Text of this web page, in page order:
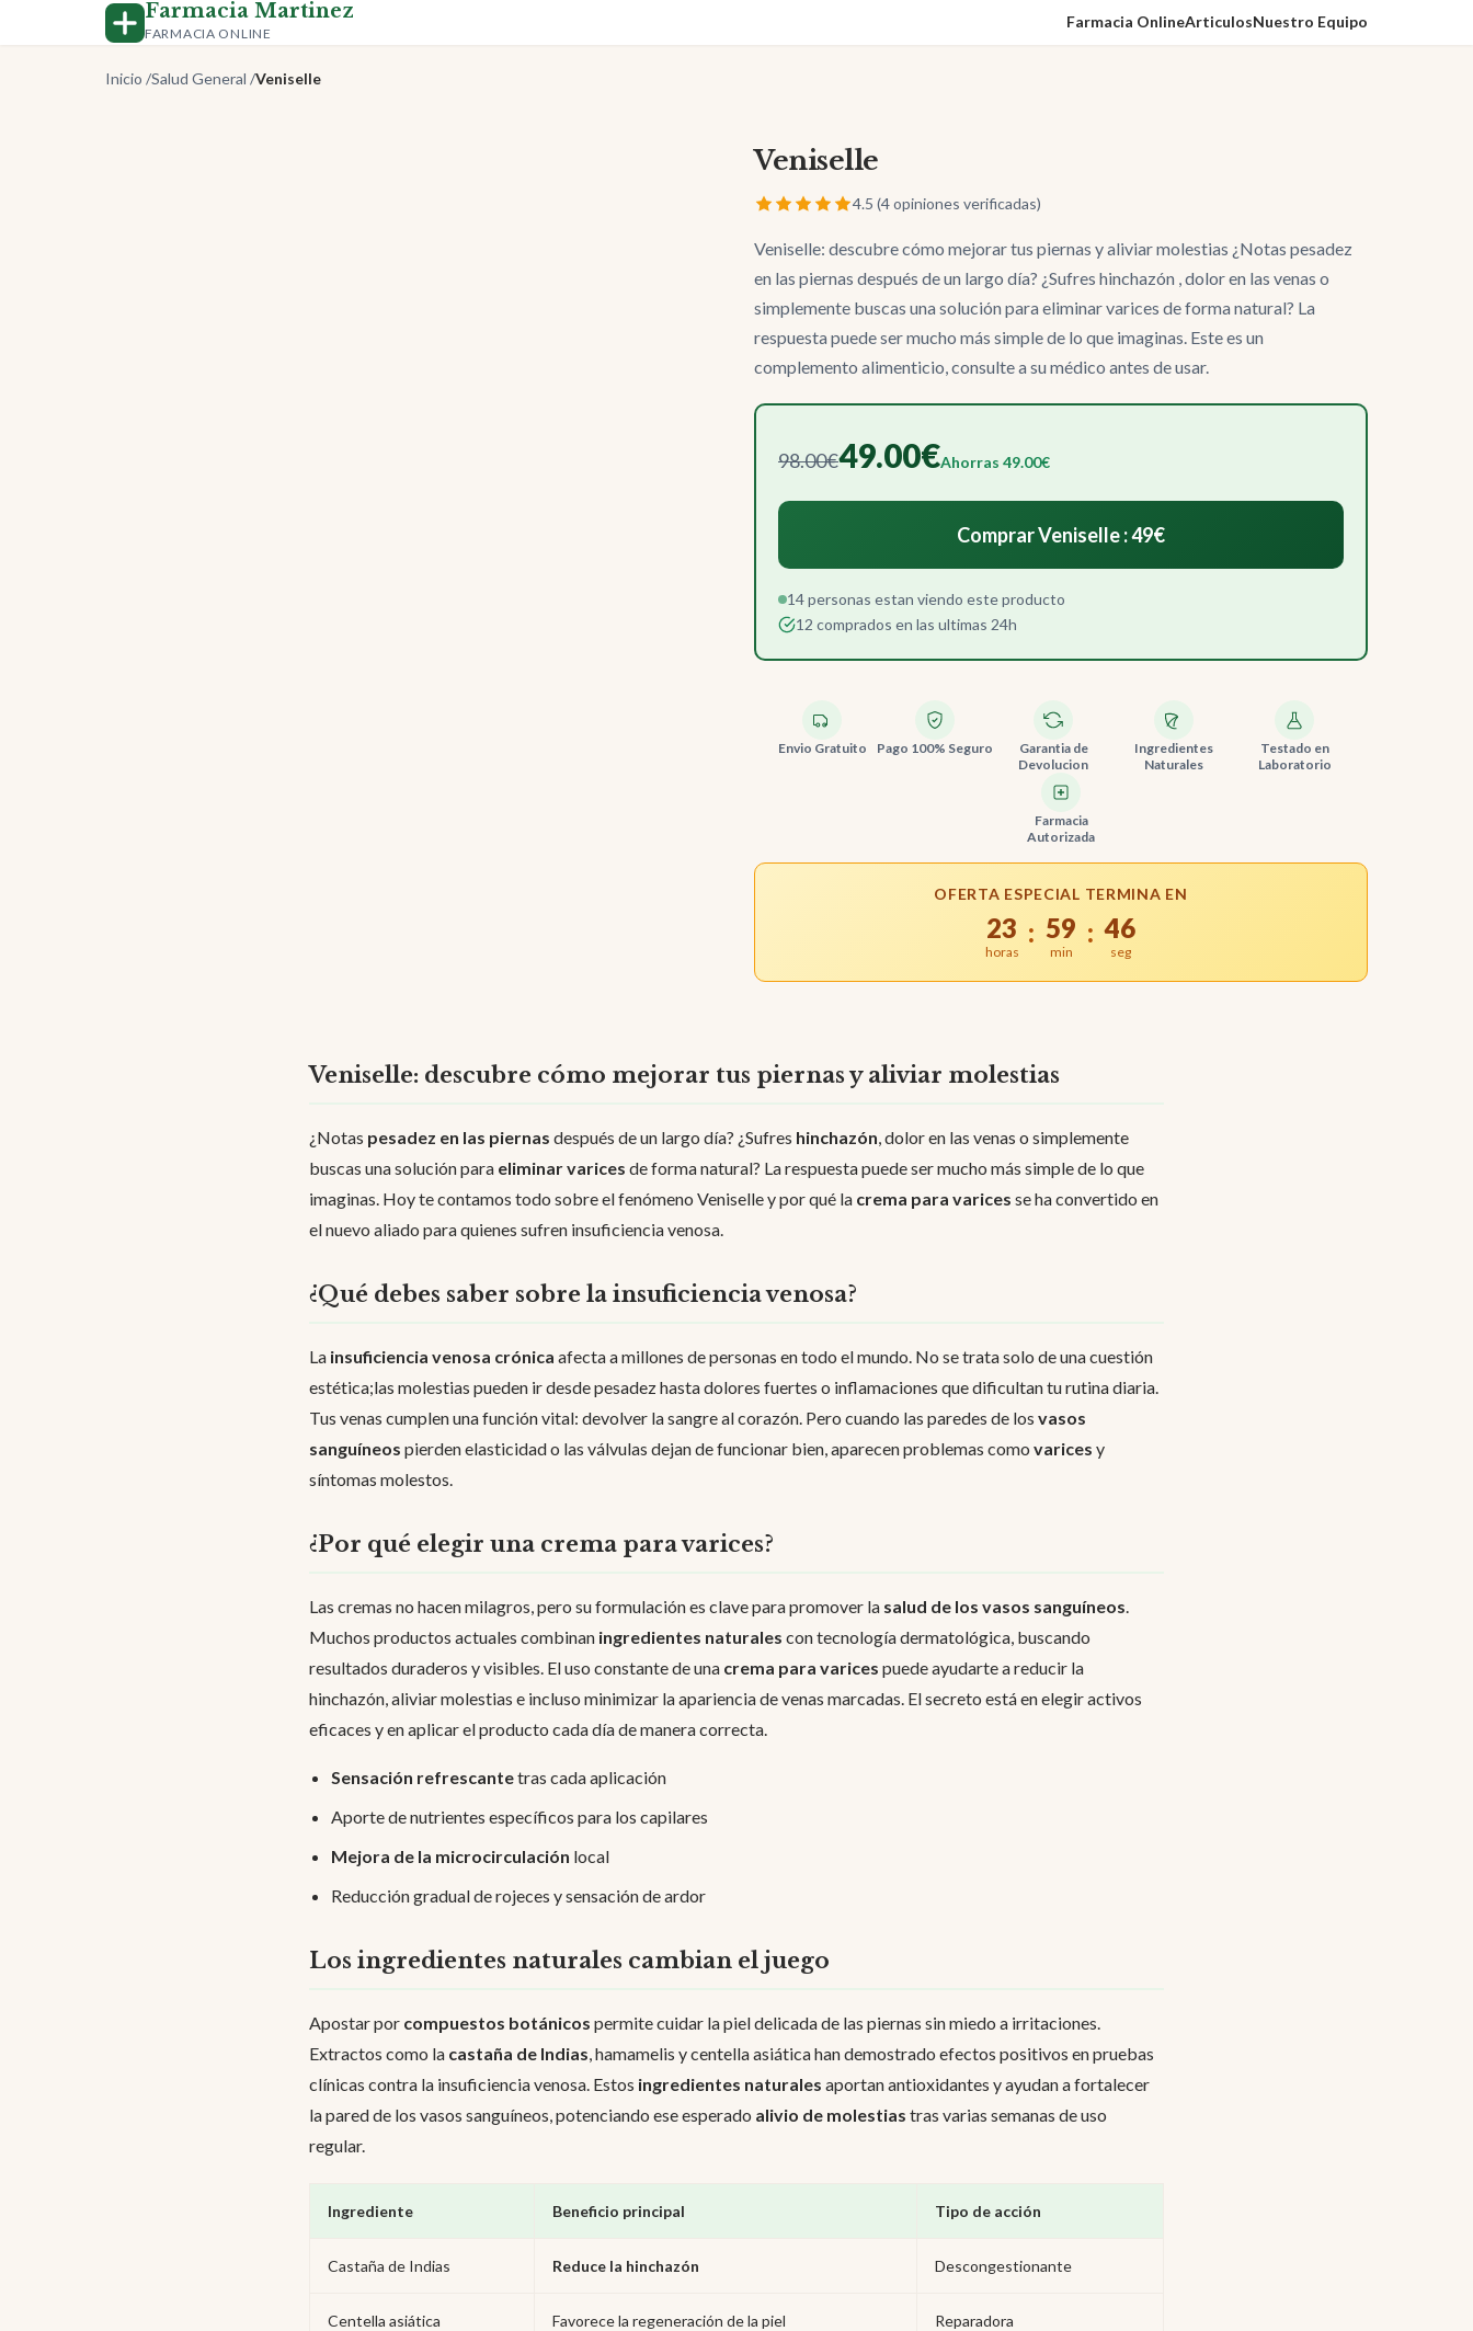
Farmacia Martinez
FARMACIA ONLINE
Farmacia OnlineArticulosNuestro Equipo
Inicio /Salud General /Veniselle
Veniselle
4.5 (4 opiniones verificadas)
Veniselle: descubre cómo mejorar tus piernas y aliviar molestias ¿Notas pesadez
en las piernas después de un largo día? ¿Sufres hinchazón , dolor en las venas o
simplemente buscas una solución para eliminar varices de forma natural? La
respuesta puede ser mucho más simple de lo que imaginas. Este es un
complemento alimenticio, consulte a su médico antes de usar.
98.00€49.00€Ahorras 49.00€
Comprar Veniselle : 49€
14 personas estan viendo este producto
12 comprados en las ultimas 24h
Envio Gratuito Pago 100% Seguro
Garantia de
Devolucion
Ingredientes
Naturales
Testado en
Laboratorio
Farmacia
Autorizada
OFERTA ESPECIAL TERMINA EN
23
horas
: 59
min
: 45
seg
Veniselle: descubre cómo mejorar tus piernas y aliviar molestias
¿Notas pesadez en las piernas después de un largo día? ¿Sufres hinchazón, dolor en las venas o simplemente
buscas una solución para eliminar varices de forma natural? La respuesta puede ser mucho más simple de lo que
imaginas. Hoy te contamos todo sobre el fenómeno Veniselle y por qué la crema para varices se ha convertido en
el nuevo aliado para quienes sufren insuficiencia venosa.
¿Qué debes saber sobre la insuficiencia venosa?
La insuficiencia venosa crónica afecta a millones de personas en todo el mundo. No se trata solo de una cuestión
estética;las molestias pueden ir desde pesadez hasta dolores fuertes o inflamaciones que dificultan tu rutina diaria.
Tus venas cumplen una función vital: devolver la sangre al corazón. Pero cuando las paredes de los vasos
sanguíneos pierden elasticidad o las válvulas dejan de funcionar bien, aparecen problemas como varices y
síntomas molestos.
¿Por qué elegir una crema para varices?
Las cremas no hacen milagros, pero su formulación es clave para promover la salud de los vasos sanguíneos.
Muchos productos actuales combinan ingredientes naturales con tecnología dermatológica, buscando
resultados duraderos y visibles. El uso constante de una crema para varices puede ayudarte a reducir la
hinchazón, aliviar molestias e incluso minimizar la apariencia de venas marcadas. El secreto está en elegir activos
eficaces y en aplicar el producto cada día de manera correcta.
Sensación refrescantetras cada aplicación
Aporte de nutrientes específicos para los capilares
Mejora de la microcirculación local
Reducción gradual de rojeces y sensación de ardor
Los ingredientes naturales cambian el juego
Apostar por compuestos botánicos permite cuidar la piel delicada de las piernas sin miedo a irritaciones.
Extractos como la castaña de Indias, hamamelis y centella asiática han demostrado efectos positivos en pruebas
clínicas contra la insuficiencia venosa. Estos ingredientes naturales aportan antioxidantes y ayudan a fortalecer
la pared de los vasos sanguíneos, potenciando ese esperado alivio de molestias tras varias semanas de uso
regular.
Ingrediente Beneficio principal Tipo de acción
Castaña de Indias Reduce la hinchazón Descongestionante
Centella asiática Favorece la regeneración de la piel Reparadora